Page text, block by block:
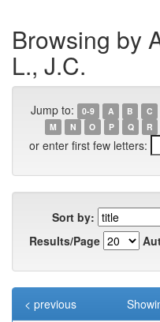
Browsing by
L., J.C.
Jump to: 0-9 A B C
M
N O P Q R
or enter first few letters:
Sort by:
Results/Page
< previous